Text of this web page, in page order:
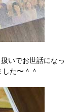
いでお世話になっ
た〜＾＾